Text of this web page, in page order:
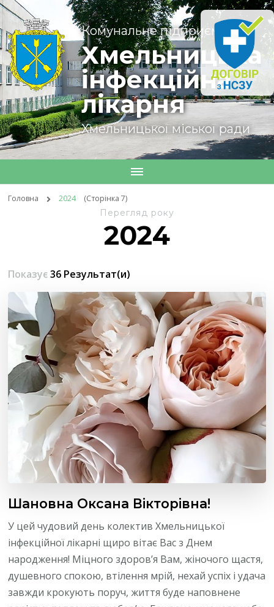
Комунальне підприємство
Хмельницька
інфекційна
лікарня
Хмельницької міської ради
Головна 2024 (Сторінка 7)
Перегляд року
2024
Показує36 Результат(и)
Шановна Оксана Вікторівна!
У цей чудовий день колектив Хмельницької
інфекційної лікарні щиро вітає Вас з Днем
народження! Міцного здоров’я Вам, жіночого щастя,
душевного спокою, втілення мрій, нехай успіх і удача
завжди крокують поруч, життя буде наповнене